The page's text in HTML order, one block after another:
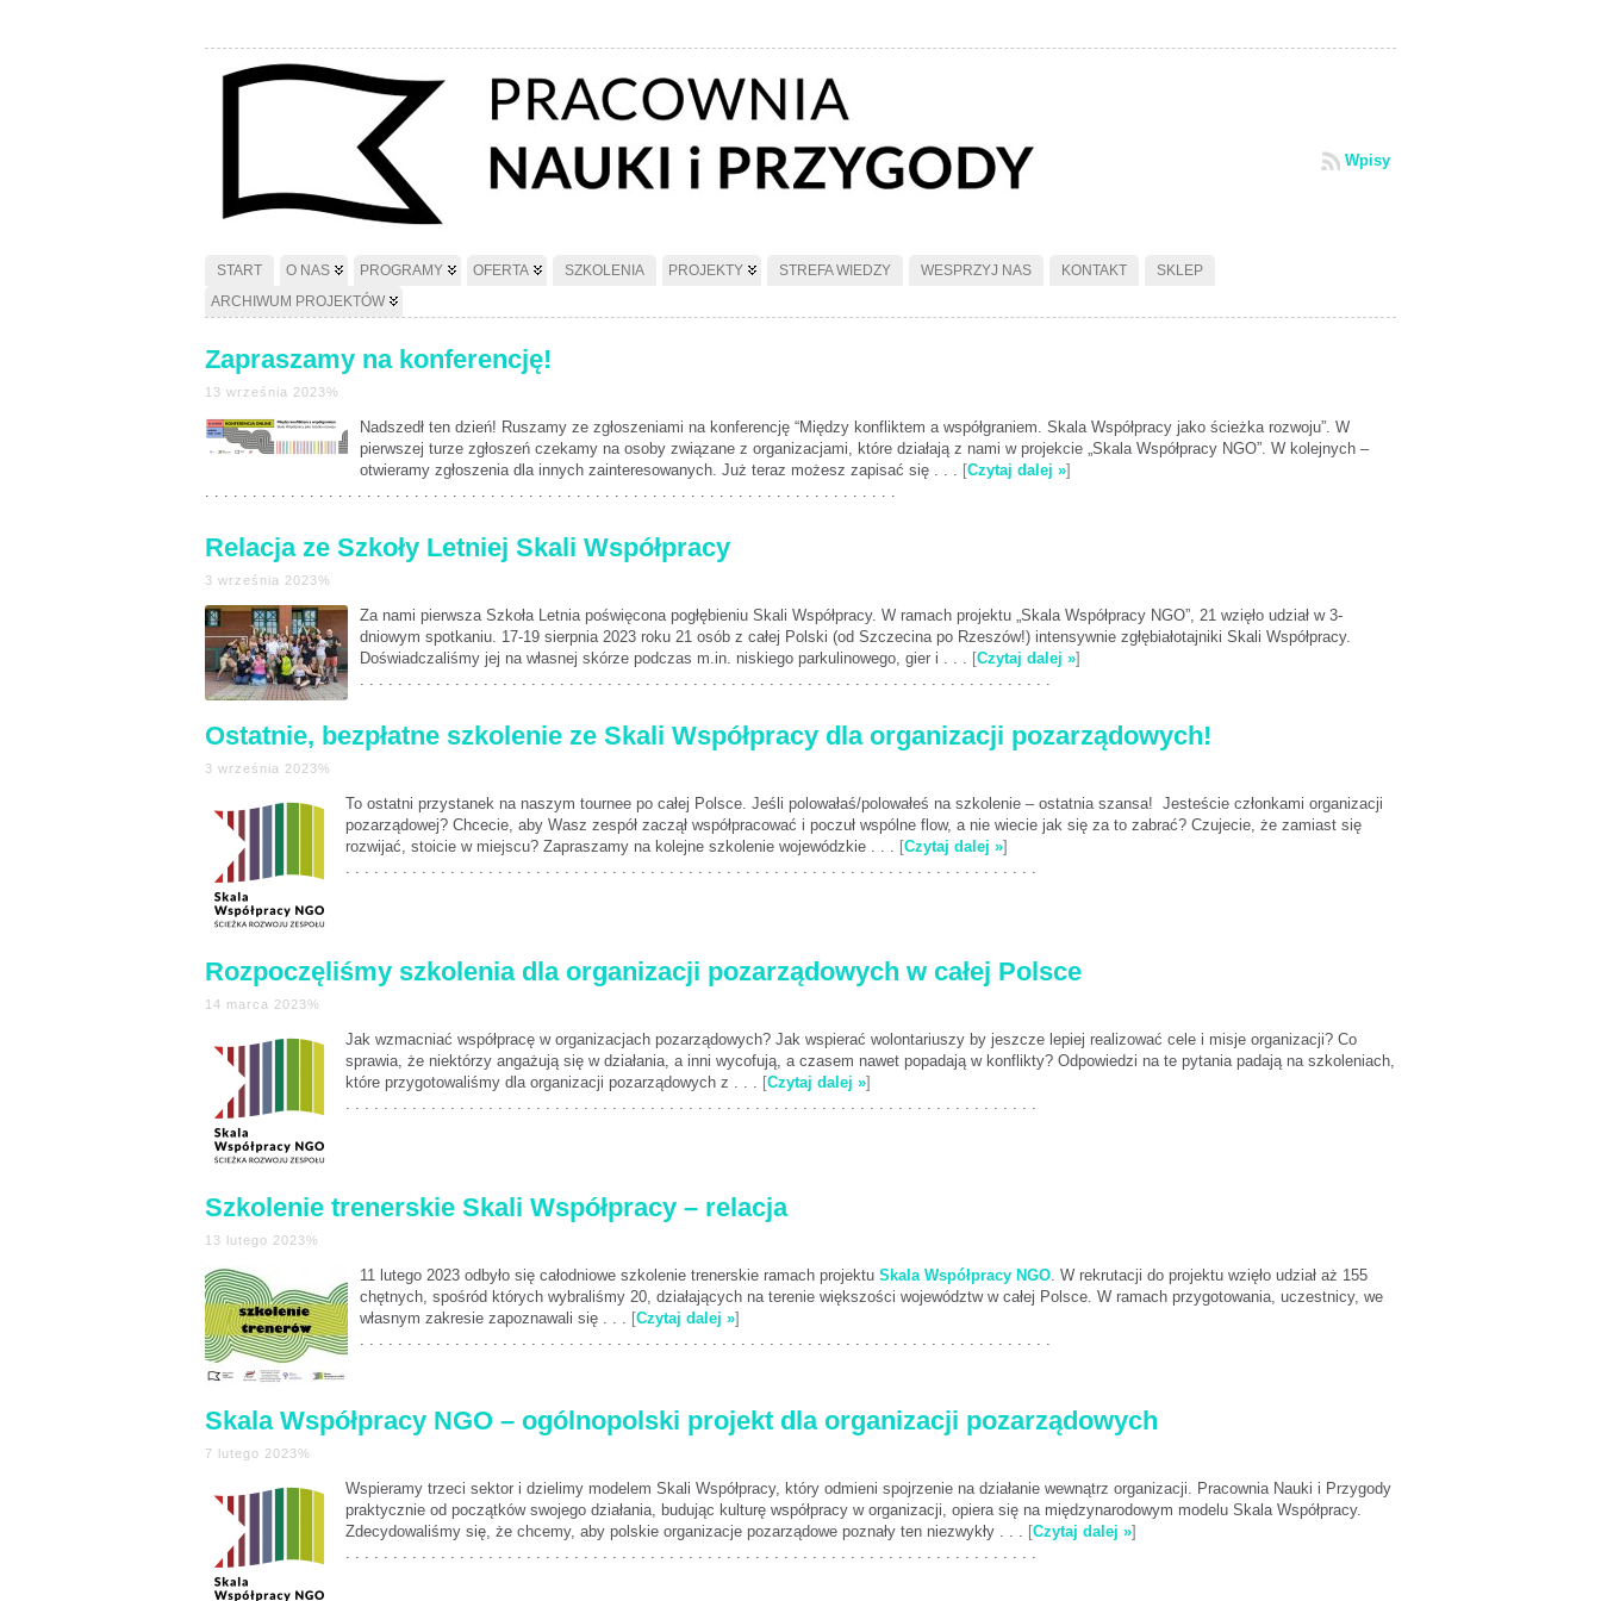
Wpisy
START O NAS PROGRAMY OFERTA SZKOLENIA PROJEKTY STREFA WIEDZY WESPRZYJ NAS KONTAKT
SKLEP
ARCHIWUM PROJEKTÓW
Zapraszamy na konferencję!
13 września 2023%
Nadszedł ten dzień! Ruszamy ze zgłoszeniami na konferencję “Między konfliktem a współgraniem. Skala Współpracy jako ścieżka rozwoju”. W
pierwszej turze zgłoszeń czekamy na osoby związane z organizacjami, które działają z nami w projekcie „Skala Współpracy NGO”. W kolejnych –
otwieramy zgłoszenia dla innych zainteresowanych. Już teraz możesz zapisać się . . . [Czytaj dalej »]
. . . . . . . . . . . . . . . . . . . . . . . . . . . . . . . . . . . . . . . . . . . . . . . . . . . . . . . . . . . . . . . . . . . . . . . . .
Relacja ze Szkoły Letniej Skali Współpracy
3 września 2023%
Za nami pierwsza Szkoła Letnia poświęcona pogłębieniu Skali Współpracy. W ramach projektu „Skala Współpracy NGO”, 21 wzięło udział w 3-
dniowym spotkaniu. 17-19 sierpnia 2023 roku 21 osób z całej Polski (od Szczecina po Rzeszów!) intensywnie zgłębiałotajniki Skali Współpracy.
Doświadczaliśmy jej na własnej skórze podczas m.in. niskiego parkulinowego, gier i . . . [Czytaj dalej »]
. . . . . . . . . . . . . . . . . . . . . . . . . . . . . . . . . . . . . . . . . . . . . . . . . . . . . . . . . . . . . . . . . . . . . . . . .
Ostatnie, bezpłatne szkolenie ze Skali Współpracy dla organizacji pozarządowych!
3 września 2023%
To ostatni przystanek na naszym tournee po całej Polsce. Jeśli polowałaś/polowałeś na szkolenie – ostatnia szansa! Jesteście członkami organizacji
pozarządowej? Chcecie, aby Wasz zespół zaczął współpracować i poczuł wspólne flow, a nie wiecie jak się za to zabrać? Czujecie, że zamiast się
rozwijać, stoicie w miejscu? Zapraszamy na kolejne szkolenie wojewódzkie . . . [Czytaj dalej »]
. . . . . . . . . . . . . . . . . . . . . . . . . . . . . . . . . . . . . . . . . . . . . . . . . . . . . . . . . . . . . . . . . . . . . . . . .
Rozpoczęliśmy szkolenia dla organizacji pozarządowych w całej Polsce
14 marca 2023%
Jak wzmacniać współpracę w organizacjach pozarządowych? Jak wspierać wolontariuszy by jeszcze lepiej realizować cele i misje organizacji? Co
sprawia, że niektórzy angażują się w działania, a inni wycofują, a czasem nawet popadają w konflikty? Odpowiedzi na te pytania padają na szkoleniach,
które przygotowaliśmy dla organizacji pozarządowych z . . . [Czytaj dalej »]
. . . . . . . . . . . . . . . . . . . . . . . . . . . . . . . . . . . . . . . . . . . . . . . . . . . . . . . . . . . . . . . . . . . . . . . . .
Szkolenie trenerskie Skali Współpracy – relacja
13 lutego 2023%
11 lutego 2023 odbyło się całodniowe szkolenie trenerskie ramach projektu Skala Współpracy NGO. W rekrutacji do projektu wzięło udział aż 155
chętnych, spośród których wybraliśmy 20, działających na terenie większości województw w całej Polsce. W ramach przygotowania, uczestnicy, we
własnym zakresie zapoznawali się . . . [Czytaj dalej »]
. . . . . . . . . . . . . . . . . . . . . . . . . . . . . . . . . . . . . . . . . . . . . . . . . . . . . . . . . . . . . . . . . . . . . . . . .
Skala Współpracy NGO – ogólnopolski projekt dla organizacji pozarządowych
7 lutego 2023%
Wspieramy trzeci sektor i dzielimy modelem Skali Współpracy, który odmieni spojrzenie na działanie wewnątrz organizacji. Pracownia Nauki i Przygody
praktycznie od początków swojego działania, budując kulturę współpracy w organizacji, opiera się na międzynarodowym modelu Skala Współpracy.
Zdecydowaliśmy się, że chcemy, aby polskie organizacje pozarządowe poznały ten niezwykły . . . [Czytaj dalej »]
. . . . . . . . . . . . . . . . . . . . . . . . . . . . . . . . . . . . . . . . . . . . . . . . . . . . . . . . . . . . . . . . . . . . . . . . .